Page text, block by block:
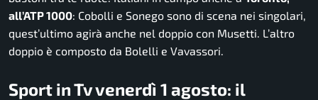
all’ATP 1000: Cobolli e Sonego sono di scena nei singolari,
quest’ultimo agirà anche nel doppio con Musetti. L’altro
doppio è composto da Bolelli e Vavassori.
Sport in Tv venerdì 1 agosto: il